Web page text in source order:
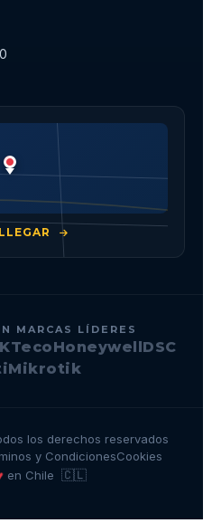
MARCAS LÍDERES
HoneywellDSC
Mikrotik
los derechos reservados
y CondicionesCookies
en Chile 🇨🇱